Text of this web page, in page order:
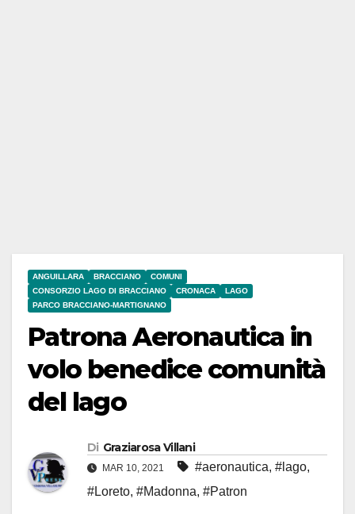
ANGUILLARA BRACCIANO
COMUNI
CONSORZIO LAGO DI BRACCIANO
CRONACA
LAGO
PARCO BRACCIANO-MARTIGNANO
Patrona Aeronautica in
volo benedice comunità
del lago
Di Graziarosa Villani
MAR 10, 2021 #aeronautica, #lago,
#Loreto, #Madonna, #Patron